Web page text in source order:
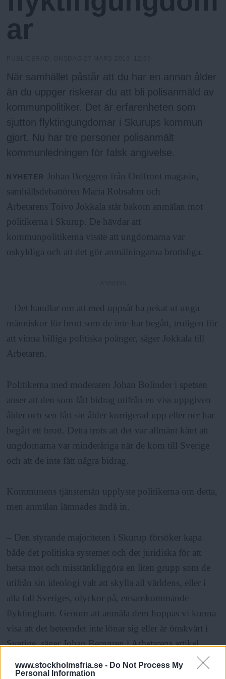
www.stockholmsfria.se - Do Not Process My
Personal Information
h
o
l
m
s
F
r
a
n
y
ar
När samhället påstår att du har en annan ålder
än du uppger riskerar du att bli polisanmäld av
kommunpolitiker. Det är erfarenheten som
sjutton flyktingungdomar i Skurups kommun
gjort. Nu har tre personer polisanmält
kommunledningen för falsk angivelse.
NYHETER Johan Berggren från Ordfront magasin,
samhällsdebattören Maria Robsahm och
Arbetarens Toivo Jokkala står bakom anmälan mot
politikerna i Skurup. De hävdar att
kommunpolitikerna visste att ungdomarna var
oskyldiga och att det gör anmälningarna brottsliga.
– Det handlar om att med uppsåt ha pekat ut unga
människor för brott som de inte har begått, troligen för
att vinna billiga politiska poänger, säger Jokkala till
Arbetaren.
Politikerna med moderaten Johan Bolinder i spetsen
anser att den som fått bidrag utifrån en viss uppgiven
ålder och sen fått sin ålder korrigerad upp eller ner har
begått ett brott. Detta trots att det var allmänt känt att
ungdomarna var minderåriga när de kom till Sverige
och att de inte fått några bidrag.
Kommunens tjänstemän upplyste politikerna om detta,
men anmälan lämnades ändå in.
– Den styrande majoriteten i Skurup försöker kapa
både det politiska systemet och det juridiska för att
hetsa mot och misstänkliggöra en liten grupp som de
utifrån sin ideologi valt att skylla all världens, eller i
alla fall Sveriges, olyckor på, ensamkommande
flyktingbarn. Genom att anmäla dem hoppas vi kunna
visa att det beteendet inte lönar sig eller är önskvärt i
Sverige, säger Johan Berggren i Arbetarens artikel.